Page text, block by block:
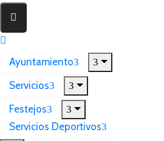
Ayuntamiento
Servicios
Festejos
Servicios Deportivos